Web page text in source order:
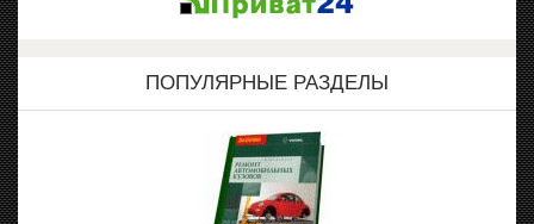
ПОПУЛЯРНЫЕ РАЗДЕЛЫ